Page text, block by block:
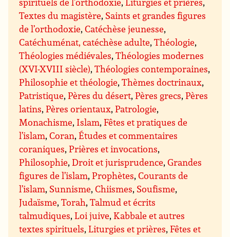
Textes du magistère, Saints et grandes figures
de l’orthodoxie,Catéchèse jeunesse,
Catéchuménat, catéchèse adulte,Théologie,
Théologies médiévales,Théologies modernes
(XVI-XVIII siècle),Théologies contemporaines,
Philosophie et théologie,Thèmes doctrinaux,
Patristique,Pères du désert,Pères grecs,Pères
latins,Pères orientaux,Patrologie,
Monachisme, Islam,Fêtes et pratiques de
l’islam,Coran,Études et commentaires
coraniques,Prières et invocations,
Philosophie,Droit et jurisprudence,Grandes
figures de l’islam,Prophètes,Courants de
l’islam, Sunnisme,Chiismes, Soufisme,
Judaïsme,Torah,Talmud et écrits
talmudiques,Loi juive,Kabbale et autres
textes spirituels,Liturgies et prières,Fêtes et